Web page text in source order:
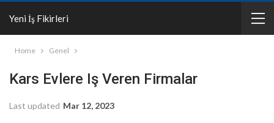
Yeni İş Fikirleri
Home Genel
Kars Evlere Iş Veren Firmalar
Last updated Mar 12, 2023